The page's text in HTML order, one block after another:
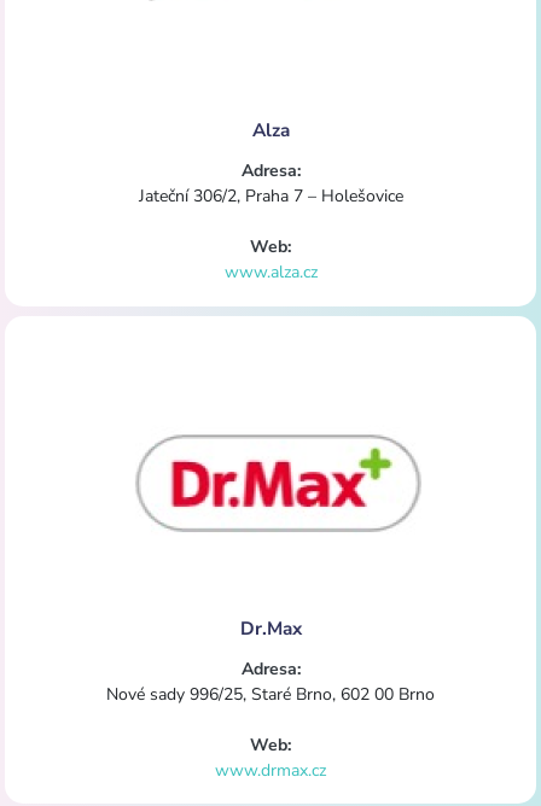
Alza
Adresa:
Jateční 306/2, Praha 7 – Holešovice
Web:
www.alza.cz
Dr.Max
Adresa:
Nové sady 996/25, Staré Brno, 602 00 Brno
Web:
www.drmax.cz